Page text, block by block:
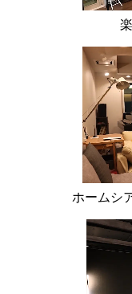
ホームシ